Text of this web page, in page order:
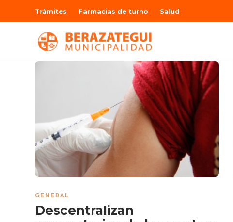
Trámites Farmacias de turno Salud
GENERAL
Descentralizan